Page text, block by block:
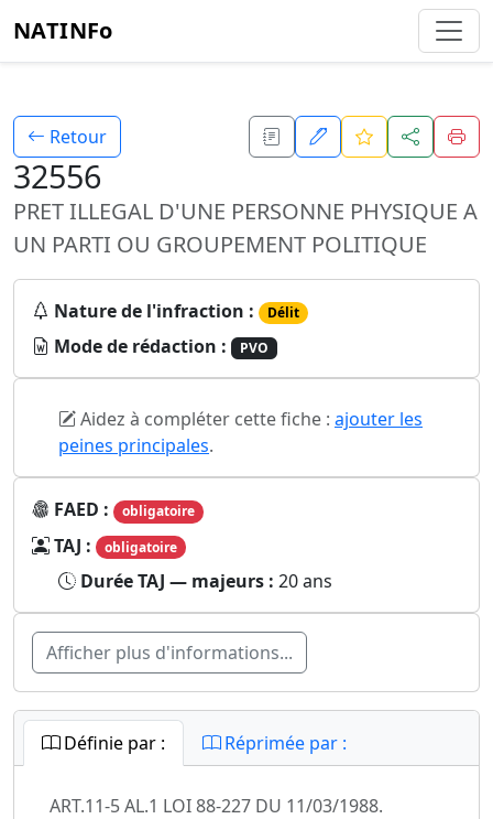
NATINFo
Retour
32556
PRET ILLEGAL D'UNE PERSONNE PHYSIQUE A
UN PARTI OU GROUPEMENT POLITIQUE
Nature de l'infraction : Délit
Mode de rédaction : PVO
Aidez à compléter cette fiche : ajouter les
peines principales.
FAED : obligatoire
TAJ : obligatoire
Durée TAJ — majeurs : 20 ans
Afficher plus d'informations...
Définie par : Réprimée par :
ART.11-5 AL.1 LOI 88-227 DU 11/03/1988.